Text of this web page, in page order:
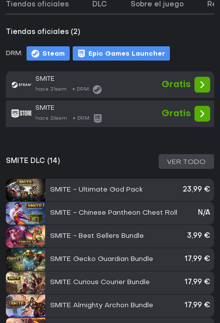
Tiendas oficiales DLC Sobre el juego
Tiendas oficiales (2)
DRM: Steam Epic Games Launcher
SMITE
hace 21sem DRM:
Gratis
SMITE
hace 26sem DRM:
Gratis
SMITE DLC (14) VER TODO
SMITE - Ultimate God Pack 23,99 €
SMITE - Chinese Pantheon Chest Roll N/A
SMITE - Best Sellers Bundle 3,99 €
SMITE Gecko Guardian Bundle 17,99 €
SMITE Curious Courier Bundle 17,99 €
SMITE Almighty Archon Bundle 17,99 €